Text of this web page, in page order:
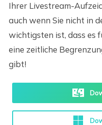
Ihrer Livestream-
auch wenn Sie nicht in
wichtigsten ist, dass es
eine zeitliche
gibt!